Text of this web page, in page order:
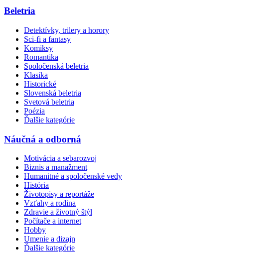
Beletria
Detektívky, trilery a horory
Sci-fi a fantasy
Komiksy
Romantika
Spoločenská beletria
Klasika
Historické
Slovenská beletria
Svetová beletria
Poézia
Ďalšie kategórie
Náučná a odborná
Motivácia a sebarozvoj
Biznis a manažment
Humanitné a spoločenské vedy
História
Životopisy a reportáže
Vzťahy a rodina
Zdravie a životný štýl
Počítače a internet
Hobby
Umenie a dizajn
Ďalšie kategórie